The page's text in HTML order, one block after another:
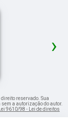
›
direito reservado. Sua
a autorização do autor.
9610/98 - Lei de direitos